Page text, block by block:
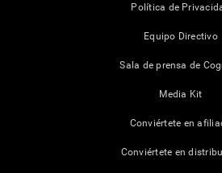
Política de
Equipo Directivo
Sala de prensa de
Media Kit
Conviértete en
Conviértete en